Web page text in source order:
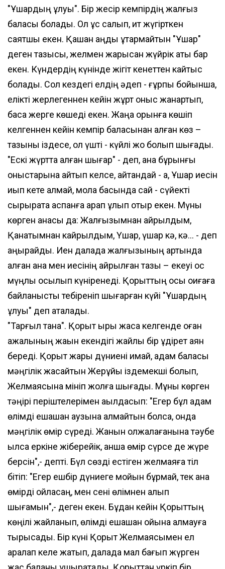
"Ұшардың ұлуы". Бір жесір кемпірдің жалғыз
баласы болады. Ол құс салып, ит жүгірткен
саятшы екен. Қашқан аңды құтқармайтын "Ұшар"
деген тазысы, желмен жарысқан жүйрік аты бар
екен. Күндердің күнінде жігіт кенеттен кайтыс
болады. Сол кездегі елдің әдеп - ғұрпы бойынша,
елікті жерлегеннен кейін жұрт қоныс жанартып,
басқа жерге көшеді екен. Жаңа орынға көшіп
келгеннен кейін кемпір баласынан қалған көз –
тазыны іздесе, ол үшті - күйлі жоқ болып шығады.
"Ескі жүртта қалған шығар" - деп, ана бұрынғы
қоныстарына қайтып келсе, айтқандай - ақ, Ұшар иесін
қиып кете алмай, мола басында сай - сүйекті
сырқырата аспанға қарап ұлып отыр екен. Мүны
көрген анасы да: Жалғызымнан айрылдым,
Қанатымнан кайрылдым, Үшар, үшар кә, кә... - деп
аңырайды. Иен далада жалғызының артында
қалған ана мен иесінің айрылған тазы – екеуі қос
мүңлық қосылып күніренеді. Қорқыттың осы оқиғаға
байланысты тебіреніп шығарған күйі "Ұшардың
ұлуы" деп аталады.
"Тарғыл тана". Қорқыт қырық жасқа келгенде оған
ажалының жақын екендігі жайлы бір құдірет аян
береді. Қорқыт жарық дүниені қимай, адам баласы
мәңгілік жасайтын Жерұйық іздемекші болып,
Желмаясына мініп жолға шығады. Мұны көрген
тәңірі періштелерімен ақылдасып: "Егер бұл адам
өлімді ешқашан аузына алмайтын болса, онда
мәңгілік өмір сүреді. Жанын олжалағанына тәубе
қылса еркіне жіберейік, қанша өмір сүрсе де жүре
берсін",- депті. Бүл сөзді естіген желмаяға тіл
бітіп: "Егер ешбір дүниеге мойын бұрмай, тек қана
өмірді ойласаң, мен сені өлімнен алып
шығамын",- деген екен. Бұдан кейін Қорқыттың
көңілі жайланып, өлімді ешқашан ойына алмауға
тырысады. Бір күні Қорқыт Желмаясымен ел
аралап келе жатып, далада мал бағып жүрген